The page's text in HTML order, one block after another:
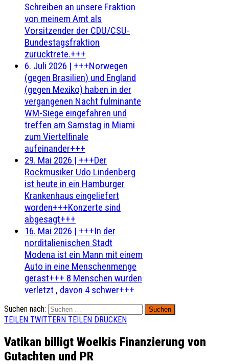
Schreiben an unsere Fraktion
von meinem Amt als
Vorsitzender der CDU/CSU-
Bundestagsfraktion
zurücktrete.+++
6. Juli 2026 | +++Norwegen
(gegen Brasilien) und England
(gegen Mexiko) haben in der
vergangenen Nacht fulminante
WM-Siege eingefahren und
treffen am Samstag in Miami
zum Viertelfinale
aufeinander+++
29. Mai 2026 | +++Der
Rockmusiker Udo Lindenberg
ist heute in ein Hamburger
Krankenhaus eingeliefert
worden+++Konzerte sind
abgesagt+++
16. Mai 2026 | +++In der
norditalienischen Stadt
Modena ist ein Mann mit einem
Auto in eine Menschenmenge
gerast+++ 8 Menschen wurden
verletzt , davon 4 schwer+++
Suchen nach:
TEILEN TWITTERN TEILEN DRUCKEN
Vatikan billigt Woelkis Finanzierung von
Gutachten und PR